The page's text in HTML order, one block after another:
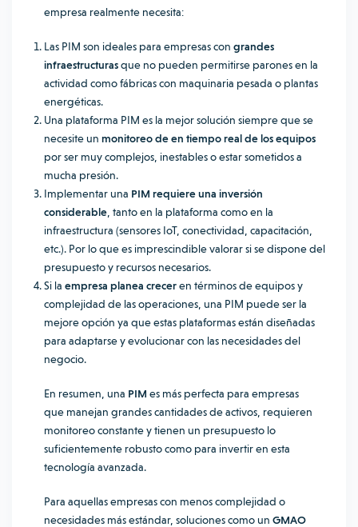
empresa realmente necesita:
Las PIM son ideales para empresas con grandes
infraestructurasque no pueden permitirse parones en la
actividad como fábricas con maquinaria pesada o plantas
energéticas.
Una plataforma PIM es la mejor solución siempre que se
necesite un monitoreo de en tiempo real de los equipos
por ser muy complejos, inestables o estar sometidos a
mucha presión.
Implementar una PIM requiere una inversión
considerable , tanto en la plataforma como en la
infraestructura (sensores IoT, conectividad, capacitación,
etc.). Por lo que es imprescindible valorar si se dispone del
presupuesto y recursos necesarios.
Si la empresa planea creceren términos de equipos y
complejidad de las operaciones, una PIM puede ser la
mejore opción ya que estas plataformas están diseñadas
para adaptarse y evolucionar con las necesidades del
negocio.
En resumen, una PIM es más perfecta para empresas
que manejan grandes cantidades de activos, requieren
monitoreo constante y tienen un presupuesto lo
suficientemente robusto como para invertir en esta
tecnología avanzada.
Para aquellas empresas con menos complejidad o
necesidades más estándar, soluciones como un GMAO